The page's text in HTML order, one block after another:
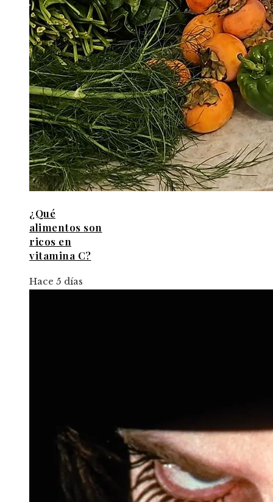
¿Qué
alimentos son
ricos en
vitamina C?
Hace 5 días